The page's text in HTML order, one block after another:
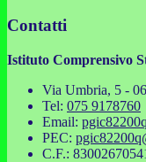
Contatti
Istituto Comprensivo
Via Umbria, 5 -
Tel: 075 9178760
Email:
PEC:
C.F.: